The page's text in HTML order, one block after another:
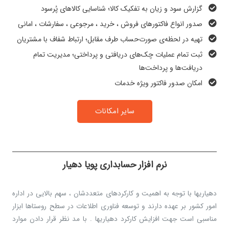
گزارش سود و زیان به تفکیک کالا؛ شناسایی کالاهای پُرسود
صدور انواع فاکتورهای فروش ، خرید ، مرجوعی ، سفارشات ، امانی
تهیه در لحظه‌ی صورت‌حساب طرف مقابل؛ ارتباط شفاف با مشتریان
ثبت تمام عملیات چک‌های دریافتی و پرداختی؛ مدیریت تمام
دریافت‌ها و پرداخت‌ها
امکان صدور فاکتور ویژه خدمات
سایر امکانات
نرم افزار حسابداری پویا دهیار
دهیاریها با توجه به اهمیت و کارکردهای متعددشان ، سهم بالایی در اداره
امور کشور بر عهده دارند و توسعه فناوری اطلاعات در سطح روستاها ابزار
مناسبی است جهت افزایش کارکرد دهیاریها . با مد نظر قرار دادن موارد